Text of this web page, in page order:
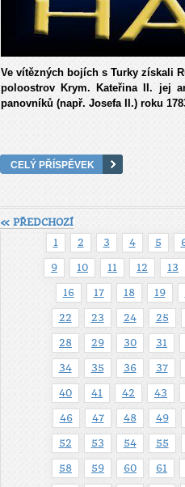
Ve vítězných bojích s Turky získali
poloostrov Krym. Kateřina II. jej
panovníků (např. Josefa II.) roku
CELÝ PŘÍSPĚVEK
« PŘEDCHOZÍ
1
2 3 4 5
9 10 11 12 13
16 17 18 19
22 23 24 25
28 29 30 31
34 35 36 37
40 41 42 43
46 47 48 49
52 53 54 55
58 59 60 61